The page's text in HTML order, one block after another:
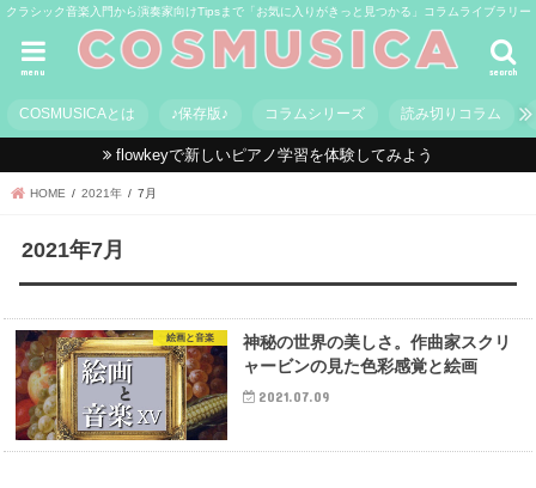
クラシック音楽入門から演奏家向けTipsまで「お気に入りがきっと見つかる」コラムライブラリー
search
menu
COSMUSICAとは ♪保存版♪ コラムシリーズ 読み切りコラム
flowkeyで新しいピアノ学習を体験してみよう
HOME 2021年 7月
2021年7月
絵画と音楽
神秘の世界の美しさ。作曲家スクリ
ャービンの見た色彩感覚と絵画
2021.07.09